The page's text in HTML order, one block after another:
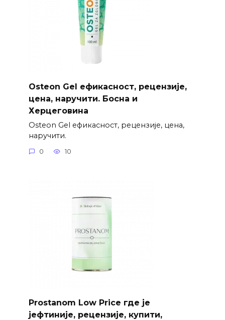
Osteon Gel ефикасност, рецензије,
цена, наручити. Босна и
Херцеговина
Osteon Gel ефикасност, рецензије, цена,
наручити.
0 10
Prostanom Low Price где је
јефтиније, рецензије, купити,